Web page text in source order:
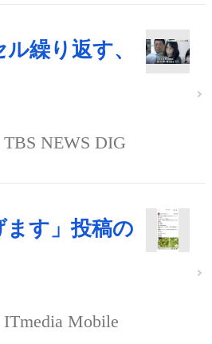
繰り返す、
TBS NEWS DIG
ます」投稿の
ITmedia Mobile